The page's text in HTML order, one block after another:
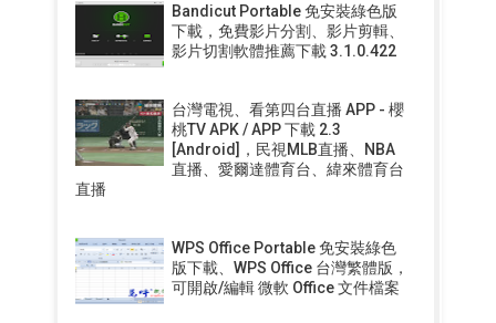
Bandicut Portable 免安裝綠色版
下載，免費影片分割、影片剪輯、
影片切割軟體推薦下載 3.1.0.422
台灣電視、看第四台直播 APP - 櫻
桃TV APK / APP 下載 2.3
[Android]，民視MLB直播、NBA
直播、愛爾達體育台、緯來體育台
直播
WPS Office Portable 免安裝綠色
版下載、WPS Office 台灣繁體版，
可開啟/編輯 微軟 Office 文件檔案